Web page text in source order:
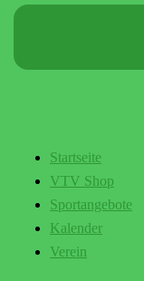
Startseite
VTV Shop
Sportangebote
Kalender
Verein